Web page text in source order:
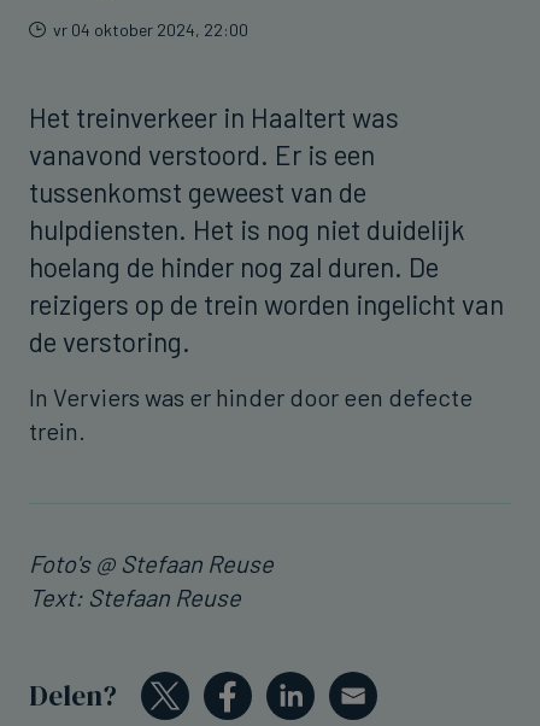
vr 04 oktober 2024, 22:00
Het treinverkeer in Haaltert was
vanavond verstoord. Er is een
tussenkomst geweest van de
hulpdiensten. Het is nog niet duidelijk
hoelang de hinder nog zal duren. De
reizigers op de trein worden ingelicht van
de verstoring.
In Verviers was er hinder door een defecte
trein.
Foto's @ Stefaan Reuse
Text: Stefaan Reuse
Delen?